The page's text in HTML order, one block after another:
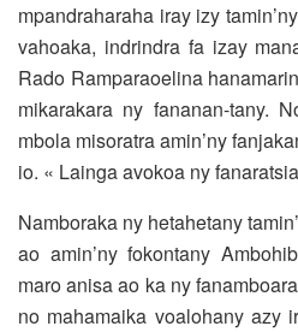
mpandraharaha iray izy
vahoaka, indrindra fa izay
Rado Ramparaoelina
mikarakara ny fananan-tany.
mbola misoratra amin’ny
io. « Lainga avokoa ny
Namboraka ny hetahetany
ao amin’ny fokontany
maro anisa ao ka ny
no mahamaika voalohany azy